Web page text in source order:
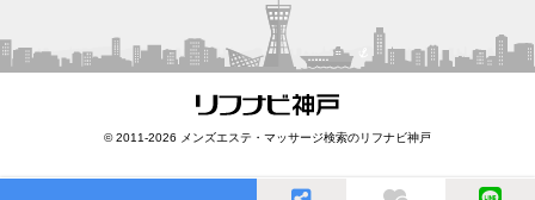
© 2011-2026 メンズエステ・マッサージ検索のリフナビ神戸